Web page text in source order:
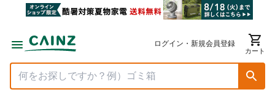
ログイン・新規会員登録
カート